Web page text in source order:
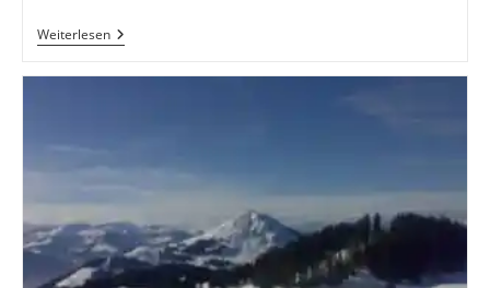
WeiterlesenKein
Kummer